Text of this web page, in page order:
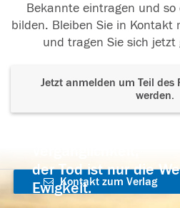
Bekannte eintragen und so
bilden. Bleiben Sie in Kontakt
und tragen Sie sich
Jetzt anmelden um Teil des
werden.
der Tod ist nur die
Ewigkeit.
Kontakt zum Verlag